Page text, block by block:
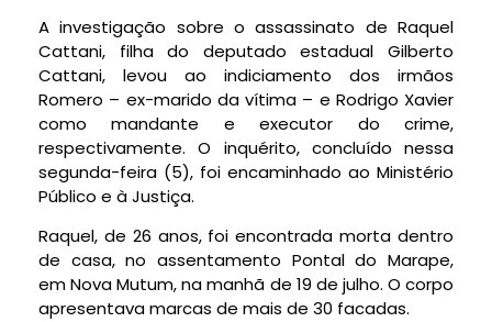
A investigação sobre o assassinato de Raquel
Cattani, filha do deputado estadual Gilberto
Cattani, levou ao indiciamento dos irmãos
Romero – ex-marido da vítima – e Rodrigo Xavier
como mandante e executor do crime,
respectivamente. O inquérito, concluído nessa
segunda-feira (5), foi encaminhado ao Ministério
Público e à Justiça.
Raquel, de 26 anos, foi encontrada morta dentro
de casa, no assentamento Pontal do Marape,
em Nova Mutum, na manhã de 19 de julho. O corpo
apresentava marcas de mais de 30 facadas.